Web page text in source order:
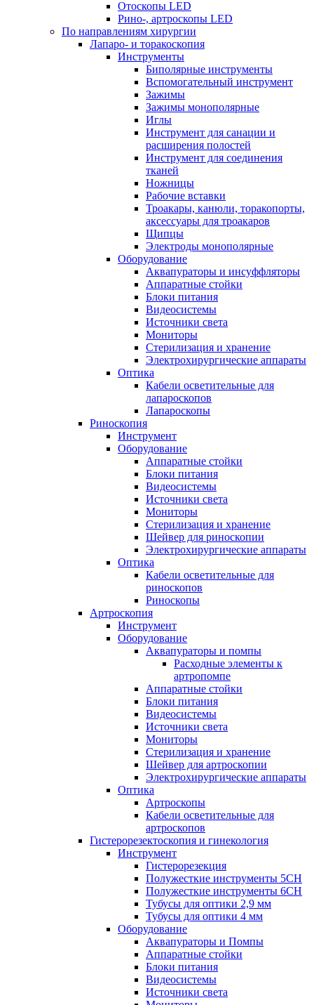
Отоскопы LED
Рино-, артроскопы LED
По направлениям хирургии
Лапаро- и торакоскопия
Инструменты
Биполярные инструменты
Вспомогательный инструмент
Зажимы
Зажимы монополярные
Иглы
Инструмент для санации и
расширения полостей
Инструмент для соединения
тканей
Ножницы
Рабочие вставки
Троакары, канюли, торакопорты,
аксессуары для троакаров
Щипцы
Электроды монополярные
Оборудование
Аквапураторы и инсуффляторы
Аппаратные стойки
Блоки питания
Видеосистемы
Источники света
Мониторы
Стерилизация и хранение
Электрохирургические аппараты
Оптика
Кабели осветительные для
лапароскопов
Лапароскопы
Риноскопия
Инструмент
Оборудование
Аппаратные стойки
Блоки питания
Видеосистемы
Источники света
Мониторы
Стерилизация и хранение
Шейвер для риноскопии
Электрохирургические аппараты
Оптика
Кабели осветительные для
риноскопов
Риноскопы
Артроскопия
Инструмент
Оборудование
Аквапураторы и помпы
Расходные элементы к
артропомпе
Аппаратные стойки
Блоки питания
Видеосистемы
Источники света
Мониторы
Стерилизация и хранение
Шейвер для артроскопии
Электрохирургические аппараты
Оптика
Артроскопы
Кабели осветительные для
артроскопов
Гистерорезектоскопия и гинекология
Инструмент
Гистерорезекция
Полужесткие инструменты 5CH
Полужесткие инструменты 6CH
Тубусы для оптики 2,9 мм
Тубусы для оптики 4 мм
Оборудование
Аквапураторы и Помпы
Аппаратные стойки
Блоки питания
Видеосистемы
Источники света